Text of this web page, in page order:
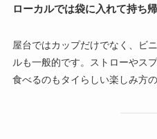
ローカルでは袋に入れて持ち
屋台ではカップだけでなく、ビ
ルも一般的です。ストローやス
食べるのもタイらしい楽しみ方の